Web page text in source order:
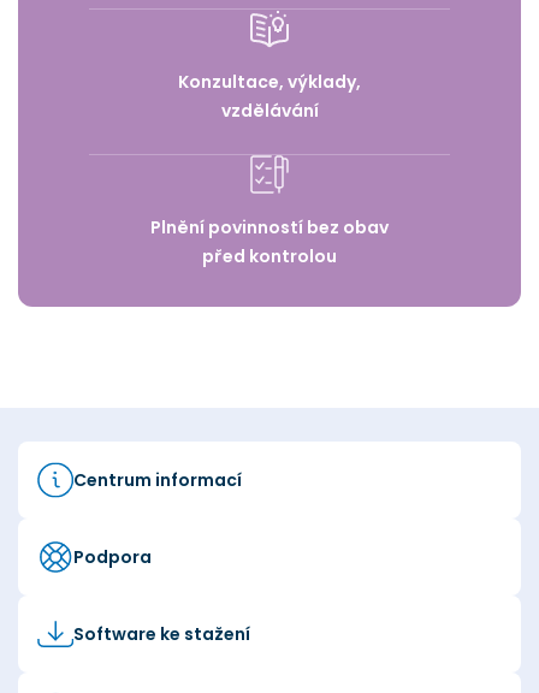
Konzultace, výklady,
vzdělávání
Plnění povinností bez obav
před kontrolou
Centrum informací
Podpora
Software ke stažení